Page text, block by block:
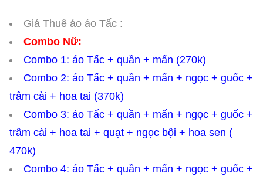
Giá Thuê áo áo Tấc :
Combo Nữ:
Combo 1: áo Tấc + quần + mấn (270k)
Combo 2: áo Tấc + quần + mấn + ngọc + guốc +
trâm cài + hoa tai (370k)
Combo 3: áo Tấc + quần + mấn + ngọc + guốc +
trâm cài + hoa tai + quạt + ngọc bội + hoa sen (
470k)
Combo 4: áo Tấc + quần + mấn + ngọc + guốc +